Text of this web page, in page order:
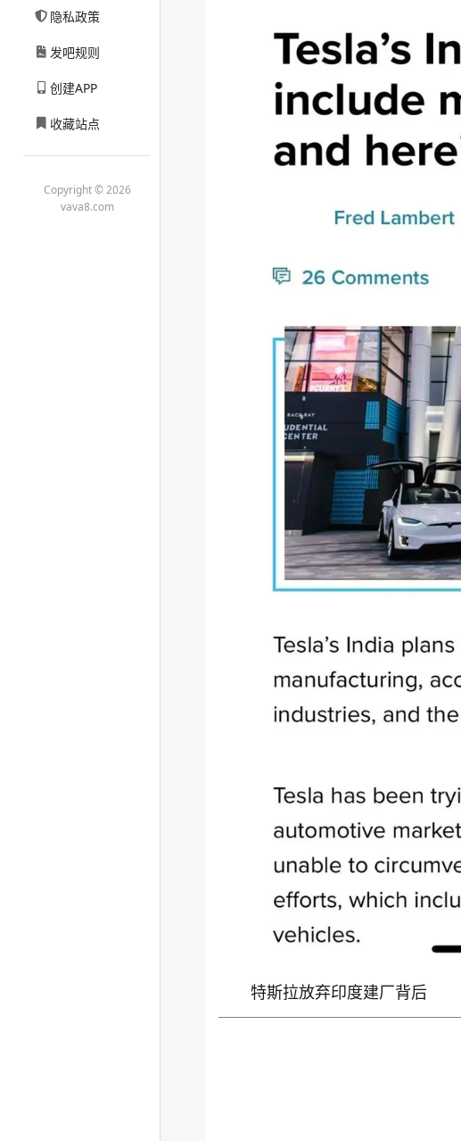
隐私政策
发吧规则
创建APP
收藏站点
Copyright © 2026
vava8.com
特斯拉放弃印度建厂背后